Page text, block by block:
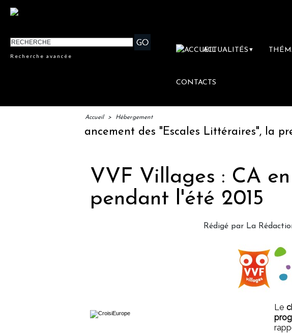
Recherche avancée
ACTUALITÉS ▼
CONTACTS
Accueil > Hébergement
: lancement des "Escales Littéraires", la première
VVF Villages : CA
pendant l'été 2015
Rédigé par La
Le